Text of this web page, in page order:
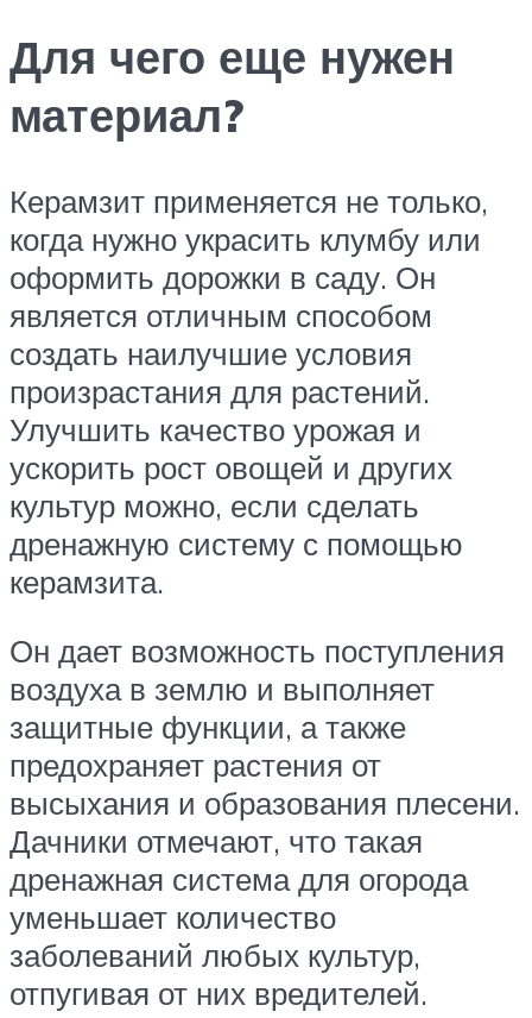
Для чего еще нужен
материал?
Керамзит применяется не только,
когда нужно украсить клумбу или
оформить дорожки в саду. Он
является отличным способом
создать наилучшие условия
произрастания для растений.
Улучшить качество урожая и
ускорить рост овощей и других
культур можно, если сделать
дренажную систему с помощью
керамзита.
Он дает возможность поступления
воздуха в землю и выполняет
защитные функции, а также
предохраняет растения от
высыхания и образования плесени.
Дачники отмечают, что такая
дренажная система для огорода
уменьшает количество
заболеваний любых культур,
отпугивая от них вредителей.